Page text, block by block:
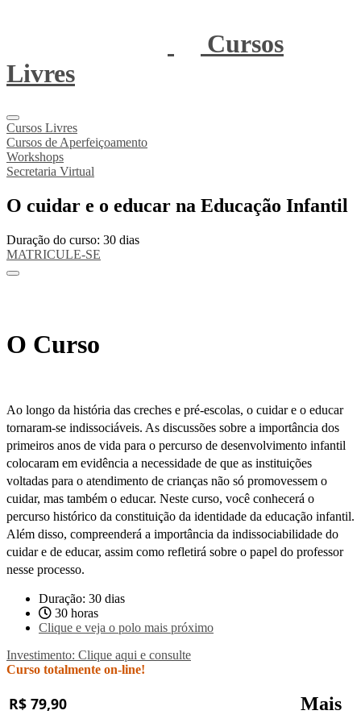
Cursos
Livres
Cursos Livres
Cursos de Aperfeiçoamento
Workshops
Secretaria Virtual
O cuidar e o educar na Educação Infantil
Duração do curso: 30 dias
MATRICULE-SE
O Curso
Ao longo da história das creches e pré-escolas, o cuidar e o educar
tornaram-se indissociáveis. As discussões sobre a importância dos
primeiros anos de vida para o percurso de desenvolvimento infantil
colocaram em evidência a necessidade de que as instituições
voltadas para o atendimento de crianças não só promovessem o
cuidar, mas também o educar. Neste curso, você conhecerá o
percurso histórico da constituição da identidade da educação infantil.
Além disso, compreenderá a importância da indissociabilidade do
cuidar e de educar, assim como refletirá sobre o papel do professor
nesse processo.
Duração: 30 dias
30 horas
Clique e veja o polo mais próximo
Investimento: Clique aqui e consulte
Curso totalmente on-line!
R$ 79,90 Mais